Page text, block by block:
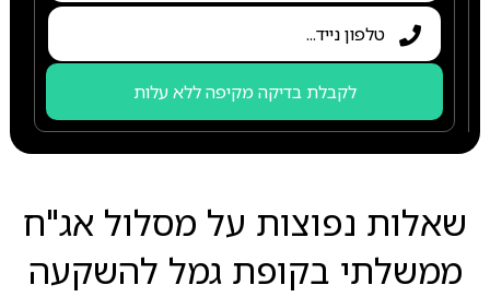
לקבלת בדיקה מקיפה ללא עלות
שאלות נפוצות על מסלול אג"ח
ממשלתי בקופת גמל להשקעה